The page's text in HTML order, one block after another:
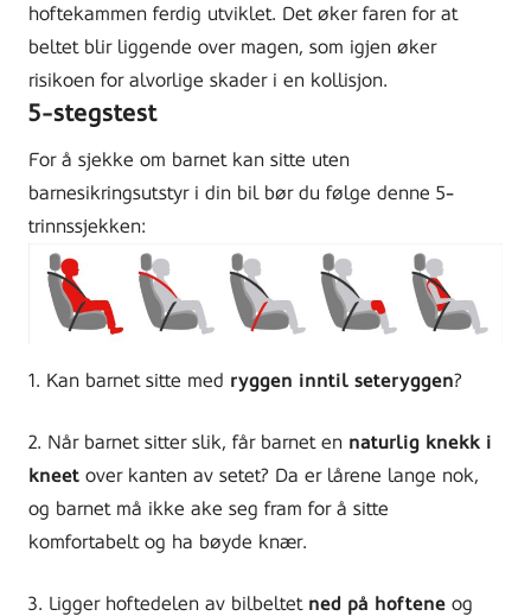
hoftekammen ferdig utviklet. Det øker faren for at
beltet blir liggende over magen, som igjen øker
risikoen for alvorlige skader i en kollisjon.
5-stegstest
For å sjekke om barnet kan sitte uten
barnesikringsutstyr i din bil bør du følge denne 5-
trinnssjekken:
1. Kan barnet sitte med ryggen inntil seteryggen?
2. Når barnet sitter slik, får barnet en naturlig knekk i
kneet over kanten av setet? Da er lårene lange nok,
og barnet må ikke ake seg fram for å sitte
komfortabelt og ha bøyde knær.
3. Ligger hoftedelen av bilbeltet ned på hoftene og